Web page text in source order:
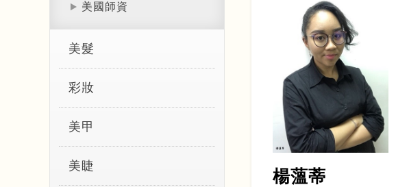
美國師資
美髮
彩妝
美甲
美睫
楊薀蒂